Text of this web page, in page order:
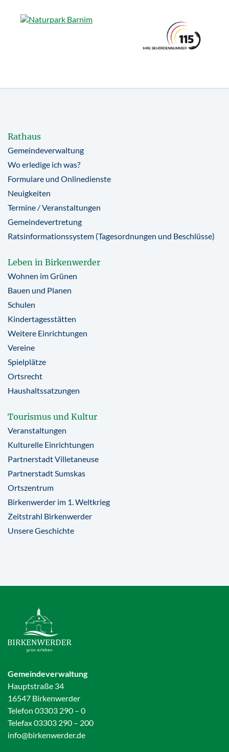
Rathaus
Gemeindeverwaltung
Wo erledige ich was?
Formulare und Onlinedienste
Neuigkeiten
Termine / Veranstaltungen
Gemeindevertretung
Ratsinformationssystem (Tagesordnungen und Beschlüsse)
Leben in Birkenwerder
Wohnen im Grünen
Bauen und Planen
Schulen
Kindertagesstätten
Weitere Einrichtungen
Vereine
Spielplätze
Ortsrecht
Haushaltssatzungen
Tourismus und Kultur
Veranstaltungen
Kulturelle Einrichtungen
Partnerstadt Villetaneuse
Partnerstadt Sumskas
Ortszentrum
Birkenwerder im 1. Weltkrieg
Zeitstrahl Birkenwerder
Unsere Geschichte
Gemeindeverwaltung
Hauptstraße 34
16547 Birkenwerder
Telefon 03303 290 – 0
Telefax 03303 290 – 200
info@birkenwerder.de